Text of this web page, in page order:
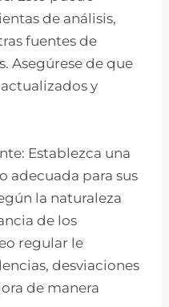
de análisis,
fuentes de
Asegúrese de que
y
Establezca una
adecuada para sus
la naturaleza
de los
regular le
desviaciones
de manera